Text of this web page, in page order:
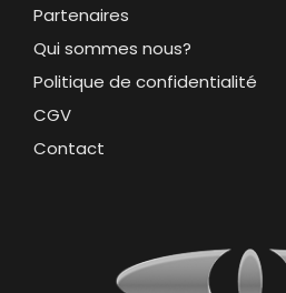
Partenaires
Qui sommes nous?
Politique de confidentialité
CGV
Contact